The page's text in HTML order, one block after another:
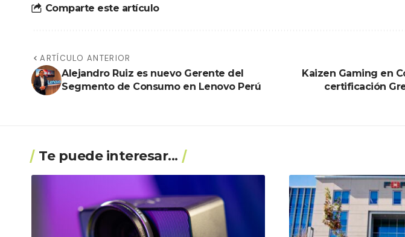
Comparte este artículo
ARTÍCULO ANTERIOR
Alejandro Ruiz es nuevo Gerente del
Segmento de Consumo en Lenovo Perú
Kaizen Gaming en
certificación
Te puede interesar...